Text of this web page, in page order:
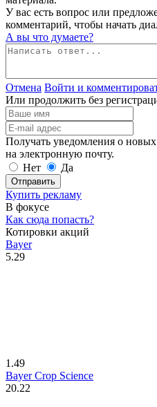
У вас есть вопрос или
комментарий, чтобы начать
А вы что думаете?
Отмена Войти и
Или продолжить без
Получать уведомления о
на электронную почту.
Нет
Да
Отправить
Купить рекламу
В фокусе
Как сюда попасть?
Котировки акций
Bayer
5.29
1.49
Bayer Crop Science
20.22